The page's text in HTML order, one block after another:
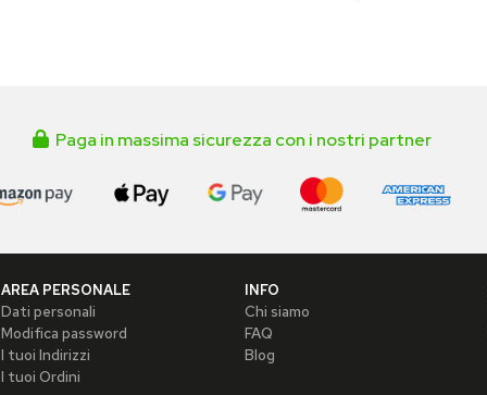
Paga in massima sicurezza con i nostri partner
AREA PERSONALE
Dati personali
Modifica password
I tuoi Indirizzi
I tuoi Ordini
INFO
Chi siamo
FAQ
Blog